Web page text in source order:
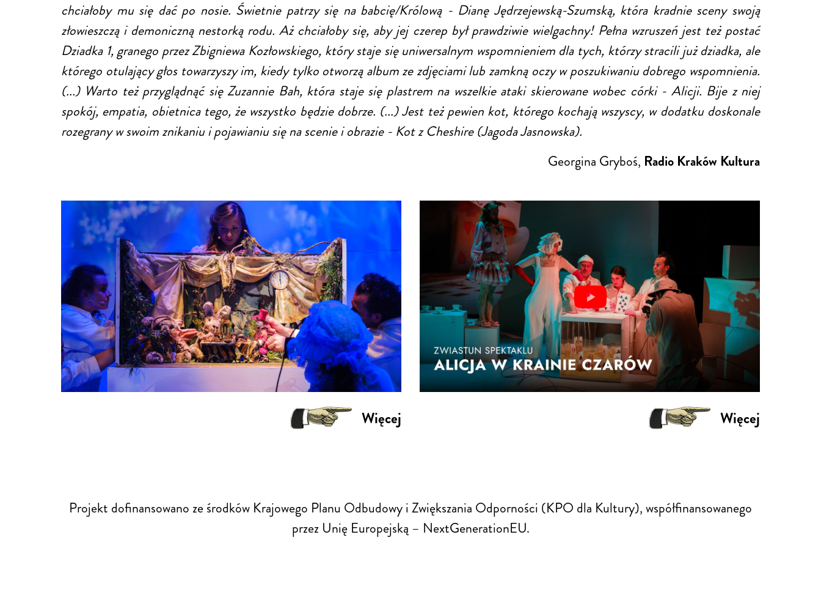
chciałoby mu się dać po nosie. Świetnie patrzy się na babcię/Królową - Dianę Jędrzejewską-Szumską, która kradnie sceny swoją
złowieszczą i demoniczną nestorką rodu. Aż chciałoby się, aby jej czerep był prawdziwie wielgachny! Pełna wzruszeń jest też postać
Dziadka 1, granego przez Zbigniewa Kozłowskiego, który staje się uniwersalnym wspomnieniem dla tych, którzy stracili już dziadka, ale
którego otulający głos towarzyszy im, kiedy tylko otworzą album ze zdjęciami lub zamkną oczy w poszukiwaniu dobrego wspomnienia.
(...) Warto też przyglądnąć się Zuzannie Bah, która staje się plastrem na wszelkie ataki skierowane wobec córki - Alicji. Bije z niej
spokój, empatia, obietnica tego, że wszystko będzie dobrze. (...) Jest też pewien kot, którego kochają wszyscy, w dodatku doskonale
rozegrany w swoim znikaniu i pojawianiu się na scenie i obrazie - Kot z Cheshire (Jagoda Jasnowska).
Georgina Gryboś, Radio Kraków Kultura
Więcej Więcej
Projekt dofinansowano ze środków Krajowego Planu Odbudowy i Zwiększania Odporności (KPO dla Kultury), współfinansowanego
przez Unię Europejską – NextGenerationEU.